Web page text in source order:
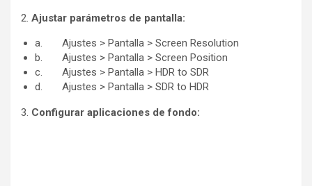
2. Ajustar parámetros de pantalla:
a. Ajustes > Pantalla > Screen Resolution
b. Ajustes > Pantalla > Screen Position
c. Ajustes > Pantalla > HDR to SDR
d. Ajustes > Pantalla > SDR to HDR
3. Configurar aplicaciones de fondo: